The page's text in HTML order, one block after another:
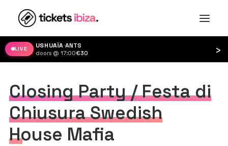
LIVE USHUAÏA·ANTS
doors @ 17:00·€30 ›
Closing Party / Festa di
Chiusura Swedish
House Mafia